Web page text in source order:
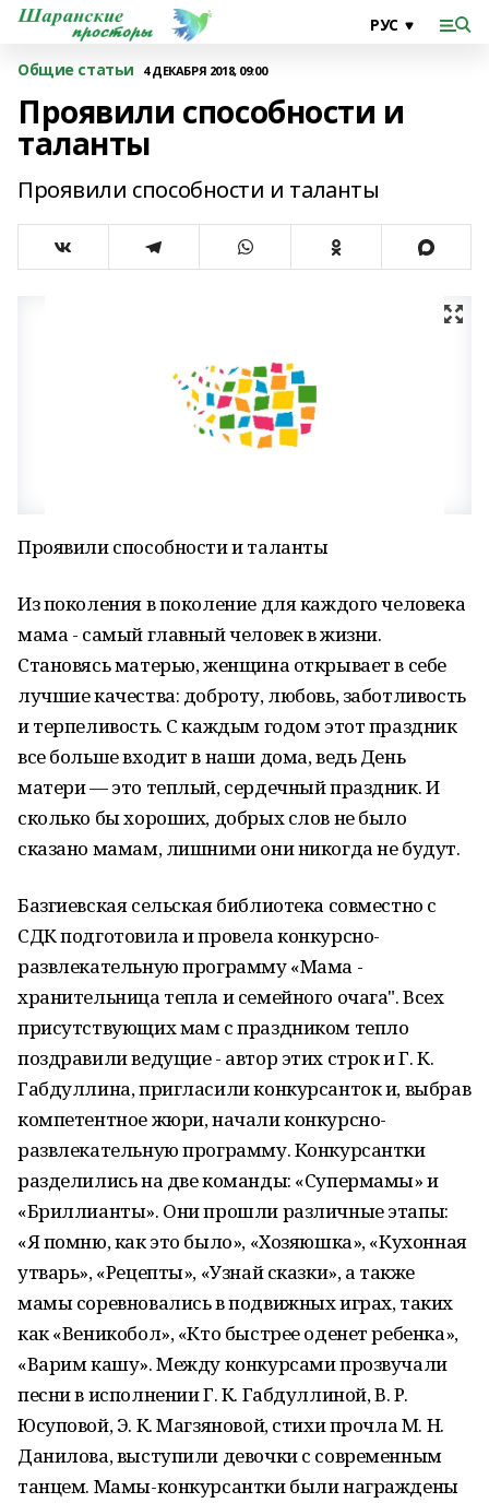
Общие статьи 4 ДЕКАБРЯ 2018, 09:00
Проявили способности и
таланты
Проявили способности и таланты
Проявили способности и таланты
Из поколения в поколение для каждого человека
мама - самый главный человек в жизни.
Становясь матерью, женщина открывает в себе
лучшие качества: доброту, любовь, заботливость
и терпеливость. С каждым годом этот праздник
все больше входит в наши дома, ведь День
матери — это теплый, сердечный праздник. И
сколько бы хороших, добрых слов не было
сказано мамам, лишними они никогда не будут.
Базгиевская сельская библиотека совместно с
СДК подготовила и провела конкурсно-
развлекательную программу «Мама -
хранительница тепла и семейного очага". Всех
присутствующих мам с праздником тепло
поздравили ведущие - автор этих строк и Г. К.
Габдуллина, пригласили конкурсанток и, выбрав
компетентное жюри, начали конкурсно-
развлекательную программу. Конкурсантки
разделились на две команды: «Супермамы» и
«Бриллианты». Они прошли различные этапы:
«Я помню, как это было», «Хозяюшка», «Кухонная
утварь», «Рецепты», «Узнай сказки», а также
мамы соревновались в подвижных играх, таких
как «Веникобол», «Кто быстрее оденет ребенка»,
«Варим кашу». Между конкурсами прозвучали
песни в исполнении Г. К. Габдуллиной, В. Р.
Юсуповой, Э. К. Магзяновой, стихи прочла М. Н.
Данилова, выступили девочки с современным
танцем. Мамы-конкурсантки были награждены